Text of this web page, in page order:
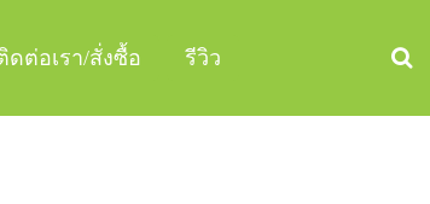
ดต่อเรา/สั่งซื้อ รีวิว